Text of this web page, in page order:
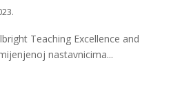
Teaching Excellence and
nastavnicima...